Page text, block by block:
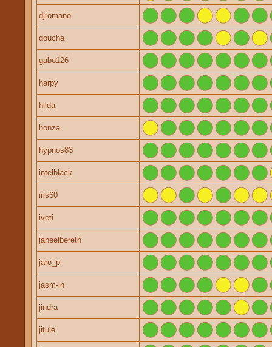
djromano
doucha
gabo126
harpy
hilda
honza
hypnos83
intelblack
iris60
iveti
janeelbereth
jaro_p
jasm-in
jindra
jitule